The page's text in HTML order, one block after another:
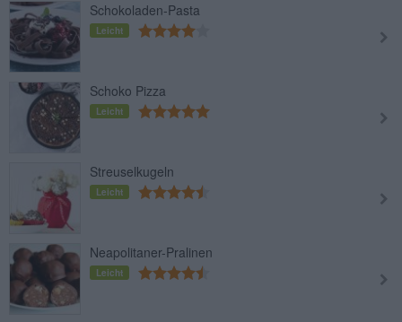
Schokoladen-Pasta
Leicht
Schoko Pizza
Leicht
Streuselkugeln
Leicht
Neapolitaner-Pralinen
Leicht